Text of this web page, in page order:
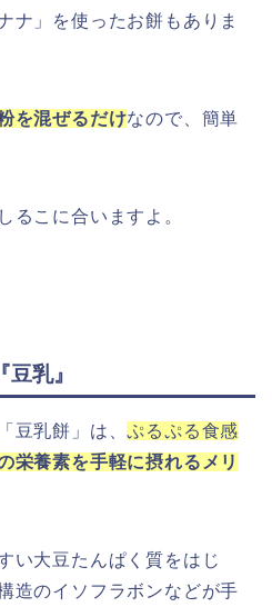
ナ」を使ったお餅もありま
を混ぜるだけなので、簡単
るこに合いますよ。
乳』
豆乳餅」は、ぷるぷる食感
栄養素を手軽に摂れるメリ
い大豆たんぱく質をはじ
造のイソフラボンなどが手